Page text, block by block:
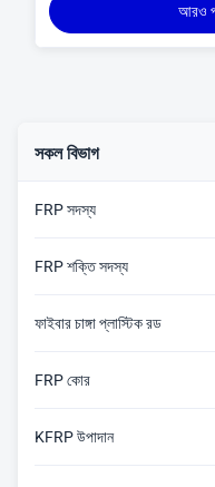
আরও
সকল বিভাগ
FRP সদস্য
FRP শক্তি সদস্য
ফাইবার চাঙ্গা প্লাস্টিক রড
FRP কোর
KFRP উপাদান